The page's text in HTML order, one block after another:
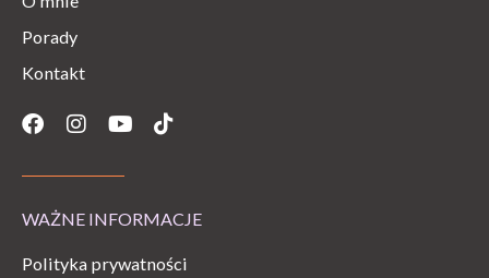
Porady
Kontakt
Facebook
Instagram
YoutubeTiktok
WAŻNE INFORMACJE
Polityka prywatności